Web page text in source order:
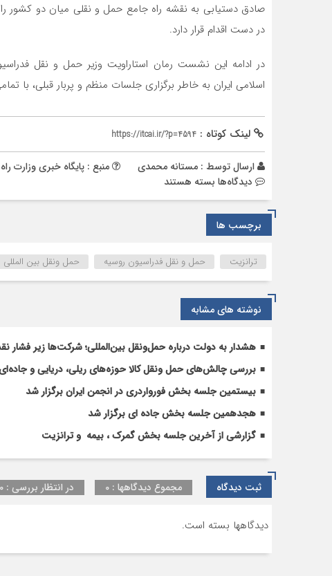
صادق دستیابی به نقشه راه جامع حمل و نقلی میان دو کشور
در دست اقدام قرار دارد.
در ادامه این نشست رمان استاراویت وزیر حمل و نقل
اسلامی ایران به خاطر برگزاری جلسات منظم و پربار قبلی، با
لینک کوتاه : https://itcai.ir/?p=4594
ارسال توسط : مستانه محمدی منبع : پایگاه خبری وزارت
دیدگاه‌ها برای
وزیر
راه
هدف
ترانزیت
میلیون
تن
در
کریدور
شمال-
جنوب
بسته هستند
برچسب ها
ترانزیت حمل و نقل فدراسیون روسیه حمل ونقل بین المللی
نوشته های مشابه
هشدار به دولت درباره حمل‌ونقل بین‌المللی؛ شرکت‌ها زیر فشار
بررسی چالش‌های حمل ونقل کالا حوزه‌های ریلی، دریایی و
بیستمین جلسه بخش فورواردری در انجمن ایران برگزار شد
هجدهمین جلسه بخش جاده ای برگزار شد
گزارشی از آخرین جلسه بخش گمرک ، بیمه و ترانزیت
ثبت دیدگاه مجموع دیدگاهها : 0 در انتظار بررسی : 0
دیدگاهها بسته است.